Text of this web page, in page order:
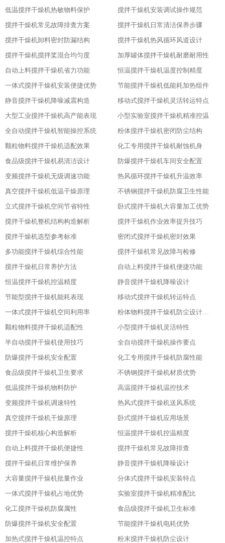
低温搅拌干燥机热敏物料保护
搅拌干燥机安装调试操作规范
搅拌干燥机常见故障排查方案
搅拌干燥机日常清洁保养步骤
搅拌干燥机卸料密封防漏结构
搅拌干燥机热风循环风道设计
搅拌干燥机搅拌桨混合均匀度
加厚罐体搅拌干燥机耐磨耐用性
自动上料搅拌干燥机省力功能
恒温搅拌干燥机温度控制精度
一体式搅拌干燥机安装便捷优势
节能搅拌干燥机低能耗加热组件
静音搅拌干燥机降噪减震构造
移动式搅拌干燥机灵活转运特点
大型工业搅拌干燥机高产能表现
小型实验室搅拌干燥机精准控温
全自动搅拌干燥机智能操控系统
粉体搅拌干燥机密闭防尘结构
颗粒物料搅拌干燥机适配效果
化工专用搅拌干燥机耐蚀机身
食品级搅拌干燥机易清洁设计
防爆搅拌干燥机车间安全配置
变频搅拌干燥机无级调速功能
热风循环搅拌干燥机升温效率
真空搅拌干燥机低温干燥原理
不锈钢搅拌干燥机防腐卫生性能
立式搅拌干燥机空间节省特性
卧式搅拌干燥机大容量加工优势
搅拌干燥机整机结构构造解析
搅拌干燥机作业效率提升技巧
搅拌干燥机选型参考标准
密闭式搅拌干燥机密封效果
多功能搅拌干燥机综合性能
搅拌干燥机常见故障与检修
搅拌干燥机日常养护方法
自动上料搅拌干燥机便捷功能
恒温搅拌干燥机控温精度
静音搅拌干燥机降噪设计
节能型搅拌干燥机能耗表现
移动式搅拌干燥机转运特点
一体式搅拌干燥机空间利用率
粉体物料搅拌干燥机防尘设计粉体物料搅拌干燥机防尘设计
颗粒物料搅拌干燥机适配性
小型搅拌干燥机灵活特性
半自动搅拌干燥机使用技巧
全自动搅拌干燥机操作要点
防爆搅拌干燥机安全配置
化工专用搅拌干燥机防腐性能
食品级搅拌干燥机卫生要求
不锈钢搅拌干燥机材质优势
低温搅拌干燥机物料防护
高温搅拌干燥机温控技术
变频搅拌干燥机调速特性
热风式搅拌干燥机送风系统
真空搅拌干燥机干燥原理
卧式搅拌干燥机应用场景
搅拌干燥机核心构造解析
恒温搅拌干燥机控温精度
自动上料搅拌干燥机便捷性
搅拌干燥机常见故障排查
搅拌干燥机日常维护保养
静音搅拌干燥机降噪设计
大容量搅拌干燥机批量作业
分体式搅拌干燥机安装特点
一体式搅拌干燥机占地优势
实验室搅拌干燥机精准配比
化工搅拌干燥机防腐属性
食品级搅拌干燥机卫生标准
防爆搅拌干燥机安全配置
节能搅拌干燥机电耗优势
加热式搅拌干燥机温控特点
粉末搅拌干燥机防尘设计